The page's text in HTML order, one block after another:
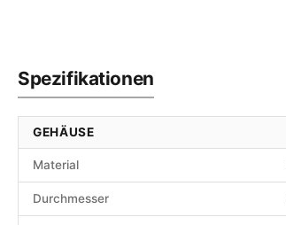
Spezifikationen
GEHÄUSE
Material
Durchmesser